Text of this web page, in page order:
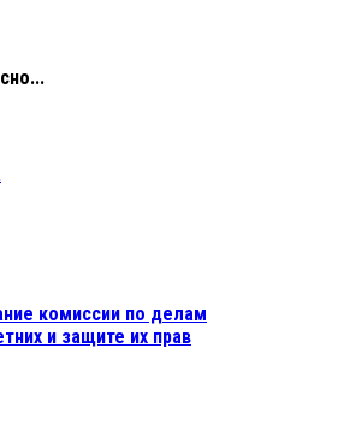
комиссии по делам
и защите их прав